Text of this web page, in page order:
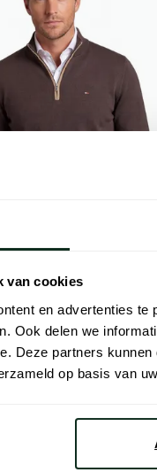
van cookies
en advertenties
Ook delen we
Deze partners
op basis van
katoen normale fit
€ 54,98 - 50%